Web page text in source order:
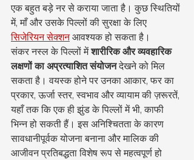
एक बहुत बड़े नर से कराया जाता है। कुछ स्थितियों
में, माँ और उसके पिल्लों की सुरक्षा के लिए
सिजेरियन सेक्शन आवश्यक हो सकता है।
संकर नस्ल के पिल्लों में शारीरिक और व्यवहारिक
लक्षणों का अप्रत्याशित संयोजन देखने को मिल
सकता है। वयस्क होने पर उनका आकार, फर का
प्रकार, ऊर्जा स्तर, स्वभाव और व्यायाम की ज़रूरतें,
यहाँ तक कि एक ही झुंड के पिल्लों में भी, काफी
भिन्न हो सकती हैं। इस अनिश्चितता के कारण
सावधानीपूर्वक योजना बनाना और मालिक की
आजीवन प्रतिबद्धता विशेष रूप से महत्वपूर्ण हो